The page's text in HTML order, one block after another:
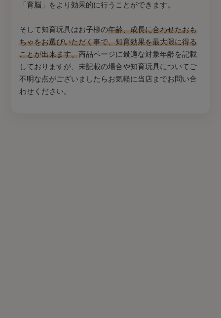
「育脳」をより効果的に行うことができます。
そして知育玩具はお子様の年齢、成長に合わせたおも
ちゃをお選びいただく事で、知育効果を最大限に得る
ことが出来ます。商品ページに最適な対象年齢を記載
しておりますが、未記載の場合や知育玩具についてご
不明な点がございましたらお気軽に当店までお問い合
わせください。